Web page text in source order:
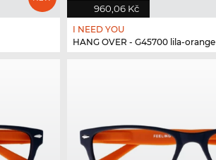
960,06 Kč
I NEED YOU
HANG OVER - G45700 lila-orange